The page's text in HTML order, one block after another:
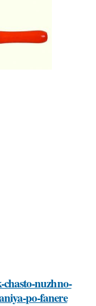
nuzhno-
po-fanere